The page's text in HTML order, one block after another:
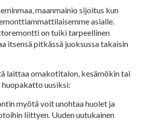
maanmainio sijoitus kun
asialle.
on tuiki tarpeellinen
itsensä pitkässä juoksussa takaisin
laittaa omakotitalon, kesämökin tai
huopakatto uusiksi:
myötä voit unohtaa huolet ja
liittyen. Uuden uutukainen